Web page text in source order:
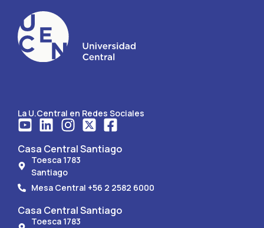
La U.Central en Redes Sociales
Casa Central Santiago
Toesca 1783
Santiago
Mesa Central +56 2 2582 6000
Casa Central Santiago
Toesca 1783